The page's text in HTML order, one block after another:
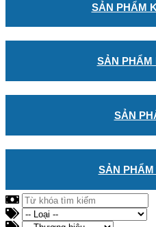
SẢN PHẨM
SẢN PHẨM
SẢN
SẢN